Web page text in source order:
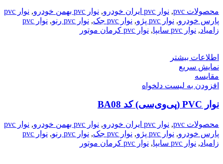
محصولات pvc , نوار pvc ایران خودرو , نوار pvc بهمن خودرو ,
نوار pvc
پارس خودرو, نوار pvc پژو , نوار pvc جک , نوار pvc رنو ,
نوار pvc
زامیاد, نوار pvc سایپا , نوار pvc کرمان موتور
اطلاعات بیشتر
نمایش سریع
مقایسه
افزودن به لیست دلخواه
نوار PVC (پی‌وی‌سی) کد BA08
محصولات pvc , نوار pvc ایران خودرو , نوار pvc بهمن خودرو ,
نوار pvc
پارس خودرو, نوار pvc پژو , نوار pvc جک , نوار pvc رنو ,
نوار pvc
زامیاد, نوار pvc سایپا , نوار pvc کرمان موتور